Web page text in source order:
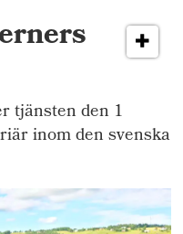
tjänsten den 1
inom den svenska